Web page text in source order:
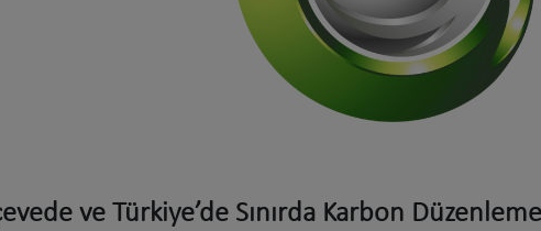
ve Türkiye’de Sınırda Karbon